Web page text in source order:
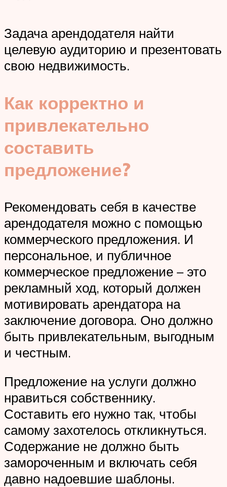
Задача арендодателя найти
целевую аудиторию и презентовать
свою недвижимость.
Как корректно и
привлекательно
составить
предложение?
Рекомендовать себя в качестве
арендодателя можно с помощью
коммерческого предложения. И
персональное, и публичное
коммерческое предложение – это
рекламный ход, который должен
мотивировать арендатора на
заключение договора. Оно должно
быть привлекательным, выгодным
и честным.
Предложение на услуги должно
нравиться собственнику.
Составить его нужно так, чтобы
самому захотелось откликнуться.
Содержание не должно быть
замороченным и включать себя
давно надоевшие шаблоны.